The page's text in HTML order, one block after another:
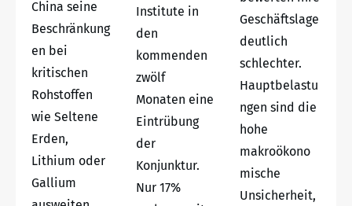
China seine
Beschränkung
en bei
kritischen
Rohstoffen
wie Seltene
Erden,
Lithium oder
Gallium
Institute in
den
kommenden
zwölf
Monaten eine
Eintrübung
der
Konjunktur.
Nur 17%
Geschäftslage
deutlich
schlechter.
Hauptbelastu
ngen sind die
hohe
makroökono
mische
Unsicherheit,